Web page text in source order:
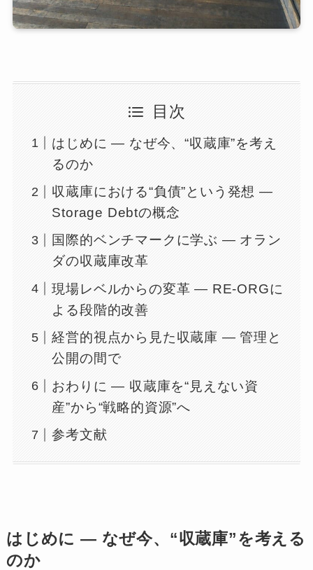
目次
はじめに ― なぜ今、“収蔵庫”を考え
るのか
収蔵庫における“負債”という発想 ―
Storage Debtの概念
国際的ベンチマークに学ぶ ― オラン
ダの収蔵庫改革
現場レベルからの変革 ― RE-ORGに
よる段階的改善
経営的視点から見た収蔵庫 ― 管理と
公開の間で
おわりに ― 収蔵庫を“見えない資
産”から“戦略的資源”へ
参考文献
はじめに ― なぜ今、“収蔵庫”を考える
のか